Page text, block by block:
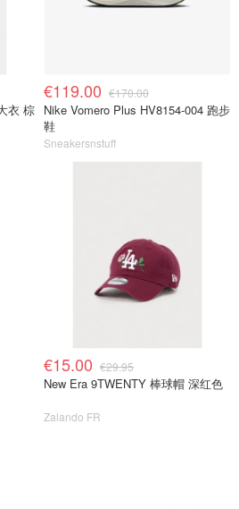
衣 棕
€119.00 €170.00
Nike Vomero Plus HV8154-004 跑步
鞋
Sneakersnstuff
€15.00 €29.95
New Era 9TWENTY 棒球帽 深红色
Zalando FR